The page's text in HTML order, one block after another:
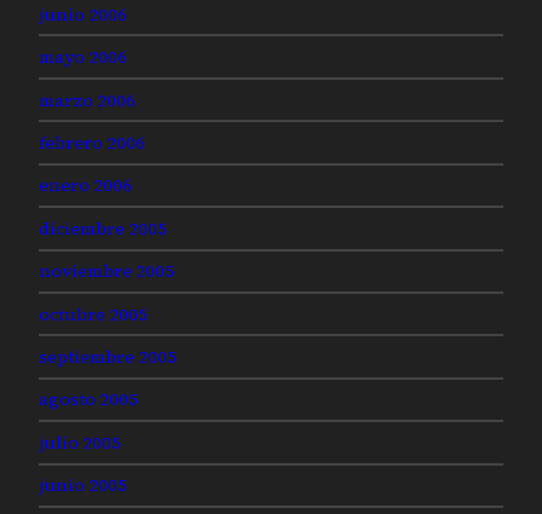
junio 2006
mayo 2006
marzo 2006
febrero 2006
enero 2006
diciembre 2005
noviembre 2005
octubre 2005
septiembre 2005
agosto 2005
julio 2005
junio 2005